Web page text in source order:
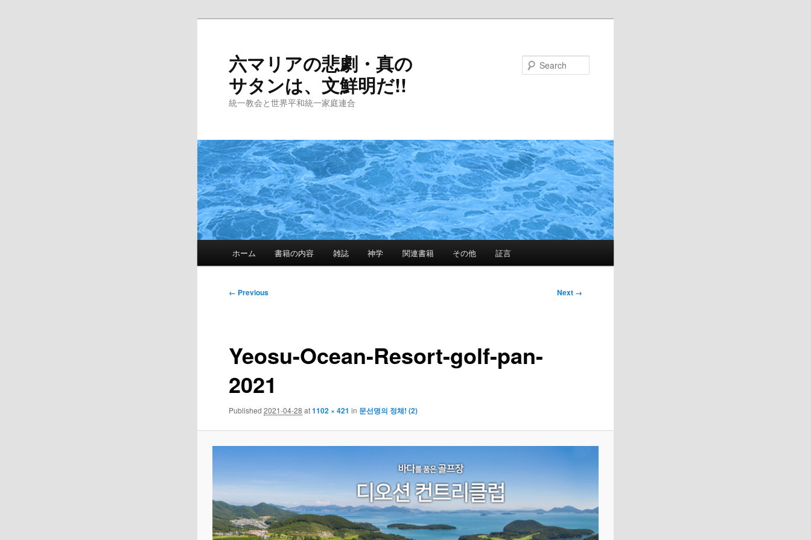
六マリアの悲劇・真の
サタンは、文鮮明だ!!
統一教会と世界平和統一家庭連合
ホーム 書籍の内容 雑誌 神学 関連書籍 その他 証言
Image
← Previous Next →
Yeosu-Ocean-Resort-golf-pan-
2021
Published2021-04-28 at1102 × 421 in문선명의 정체! (2)